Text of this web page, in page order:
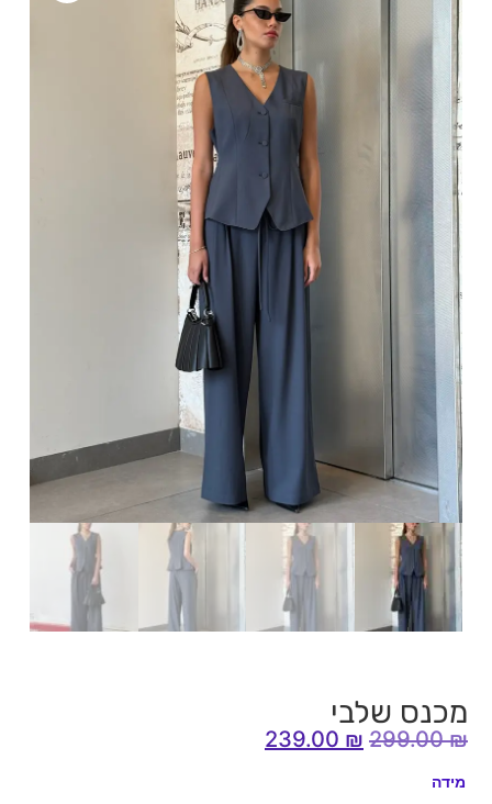
מכנס שלבי
299.00₪
239.00 ₪
מידה